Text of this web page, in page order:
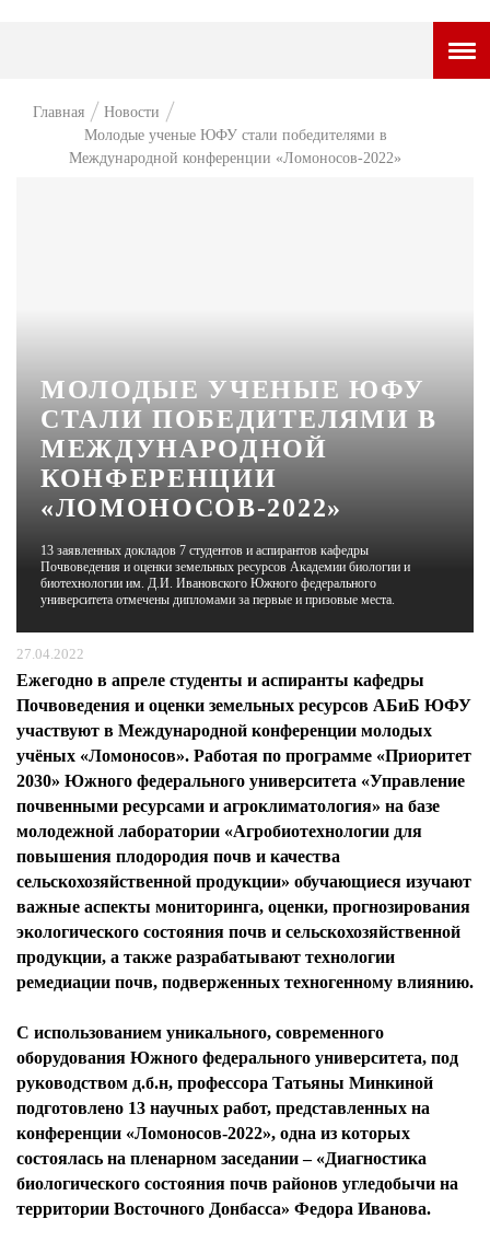
НОВОСТИ
КУЛЬТ ЕДЫ
АФИША
Главная
Новости
Молодые ученые ЮФУ стали победителями в
Международной конференции «Ломоносов-2022»
МОЛОДЫЕ УЧЕНЫЕ ЮФУ
СТАЛИ ПОБЕДИТЕЛЯМИ В
МЕЖДУНАРОДНОЙ
КОНФЕРЕНЦИИ
«ЛОМОНОСОВ-2022»
13 заявленных докладов 7 студентов и аспирантов кафедры
Почвоведения и оценки земельных ресурсов Академии биологии и
биотехнологии им. Д.И. Ивановского Южного федерального
университета отмечены дипломами за первые и призовые места.
27.04.2022
Ежегодно в апреле студенты и аспиранты кафедры
Почвоведения и оценки земельных ресурсов АБиБ ЮФУ
участвуют в Международной конференции молодых
учёных «Ломоносов». Работая по программе «Приоритет
2030» Южного федерального университета «Управление
почвенными ресурсами и агроклиматология» на базе
молодежной лаборатории «Агробиотехнологии для
повышения плодородия почв и качества
сельскохозяйственной продукции» обучающиеся изучают
важные аспекты мониторинга, оценки, прогнозирования
экологического состояния почв и сельскохозяйственной
продукции, а также разрабатывают технологии
ремедиации почв, подверженных техногенному влиянию.
С использованием уникального, современного
оборудования Южного федерального университета, под
руководством д.б.н, профессора Татьяны Минкиной
подготовлено 13 научных работ, представленных на
конференции «Ломоносов-2022», одна из которых
состоялась на пленарном заседании – «Диагностика
биологического состояния почв районов угледобычи на
территории Восточного Донбасса» Федора Иванова.